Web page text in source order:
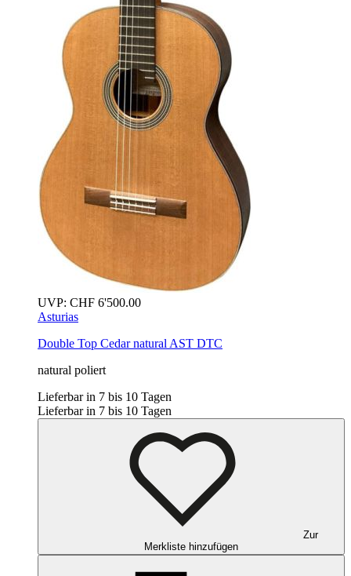
UVP: CHF 6'500.00
Asturias
Double Top Cedarnatural AST DTC
natural poliert
Lieferbar in 7 bis 10 Tagen
Lieferbar in 7 bis 10 Tagen
Zur
Merkliste hinzufügen